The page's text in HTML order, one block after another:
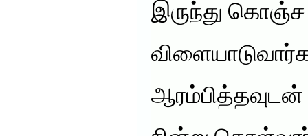
இருந்து கொஞ்ச
ஆரம்பித்தவுடன்